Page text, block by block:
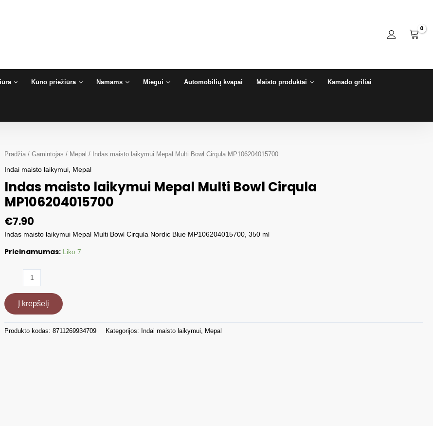
Kūno priežiūra Namams Miegui Automobilių kvapai Maisto produktai Kamado griliai
Pradžia /Gamintojas / Mepal / Indas maisto laikymui Mepal Multi Bowl Cirqula MP106204015700
Indai maisto laikymui Mepal
Indas maisto laikymui Mepal Multi Bowl Cirqula
MP106204015700
€7.90
Indas maisto laikymui Mepal Multi Bowl Cirqula Nordic Blue MP106204015700, 350 ml
Prieinamumas: Liko 7
produkto
Indas
maisto
laikymui
Mepal
Į krepšelį
Produkto kodas:8711269934709 Kategorijos: Indai maisto laikymui, Mepal